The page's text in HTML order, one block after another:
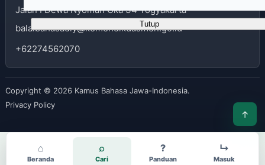
Tutup
Jalan I Dewa Nyoman Oka 34 Yogyakarta
balaibahasadiy@kemendikdasmen.go.id
+62274562070
Copyright © 2026 Kamus Bahasa Jawa-Indonesia.
Privacy Policy
⌂
Beranda
⌕
Cari
?
Panduan
↳
Masuk
↑